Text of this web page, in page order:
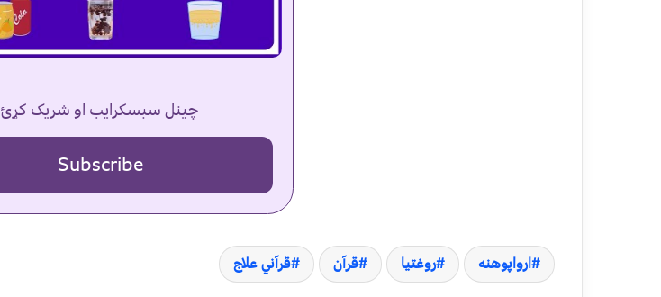
چینل سبسکرایب او شریک کړئ
Subscribe
ارواپوهنه روغتیا قرآن قرآني علاج